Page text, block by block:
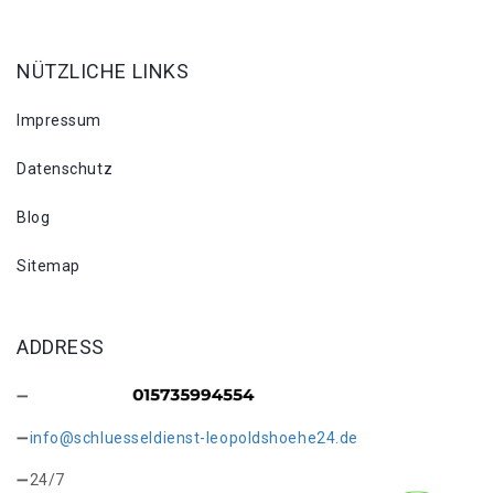
NÜTZLICHE LINKS
Impressum
Datenschutz
Blog
Sitemap
ADDRESS
info@schluesseldienst-leopoldshoehe24.de
24/7